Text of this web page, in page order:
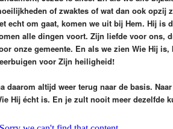
of zwaktes of wat dan ook opzij
echt om gaat, komen we uit bij Hem. Hij is
alle dingen voort. Zijn liefde voor ons,
onze gemeente. En als we zien Wie Hij
voor Zijn heiligheid!
daarom altijd weer terug naar de basis.
Hij écht is. En je zult nooit meer dezelfde